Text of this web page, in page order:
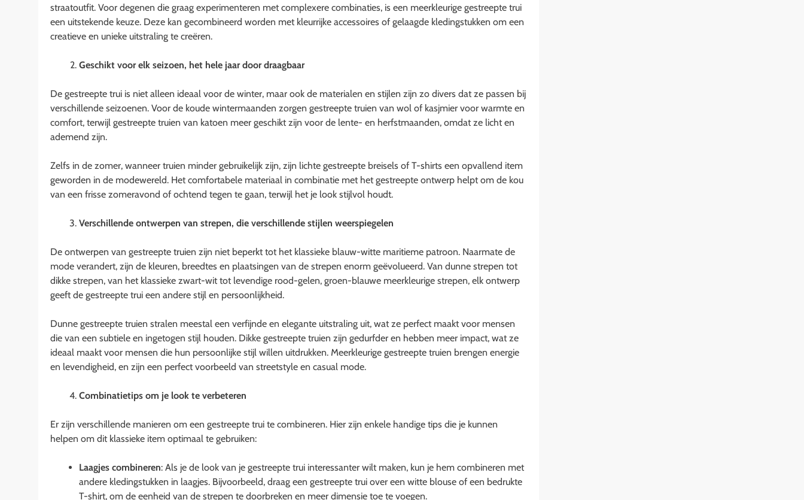
straatoutfit. Voor degenen die graag experimenteren met complexere combinaties, is een meerkleurige gestreepte trui
een uitstekende keuze. Deze kan gecombineerd worden met kleurrijke accessoires of gelaagde kledingstukken om een
creatieve en unieke uitstraling te creëren.
Geschikt voor elk seizoen, het hele jaar door draagbaar
De gestreepte trui is niet alleen ideaal voor de winter, maar ook de materialen en stijlen zijn zo divers dat ze passen bij
verschillende seizoenen. Voor de koude wintermaanden zorgen gestreepte truien van wol of kasjmier voor warmte en
comfort, terwijl gestreepte truien van katoen meer geschikt zijn voor de lente- en herfstmaanden, omdat ze licht en
ademend zijn.
Zelfs in de zomer, wanneer truien minder gebruikelijk zijn, zijn lichte gestreepte breisels of T-shirts een opvallend item
geworden in de modewereld. Het comfortabele materiaal in combinatie met het gestreepte ontwerp helpt om de kou
van een frisse zomeravond of ochtend tegen te gaan, terwijl het je look stijlvol houdt.
Verschillende ontwerpen van strepen, die verschillende stijlen weerspiegelen
De ontwerpen van gestreepte truien zijn niet beperkt tot het klassieke blauw-witte maritieme patroon. Naarmate de
mode verandert, zijn de kleuren, breedtes en plaatsingen van de strepen enorm geëvolueerd. Van dunne strepen tot
dikke strepen, van het klassieke zwart-wit tot levendige rood-gelen, groen-blauwe meerkleurige strepen, elk ontwerp
geeft de gestreepte trui een andere stijl en persoonlijkheid.
Dunne gestreepte truien stralen meestal een verfijnde en elegante uitstraling uit, wat ze perfect maakt voor mensen
die van een subtiele en ingetogen stijl houden. Dikke gestreepte truien zijn gedurfder en hebben meer impact, wat ze
ideaal maakt voor mensen die hun persoonlijke stijl willen uitdrukken. Meerkleurige gestreepte truien brengen energie
en levendigheid, en zijn een perfect voorbeeld van streetstyle en casual mode.
Combinatietips om je look te verbeteren
Er zijn verschillende manieren om een gestreepte trui te combineren. Hier zijn enkele handige tips die je kunnen
helpen om dit klassieke item optimaal te gebruiken:
Laagjes combineren: Als je de look van je gestreepte trui interessanter wilt maken, kun je hem combineren met
andere kledingstukken in laagjes. Bijvoorbeeld, draag een gestreepte trui over een witte blouse of een bedrukte
T-shirt, om de eenheid van de strepen te doorbreken en meer dimensie toe te voegen.